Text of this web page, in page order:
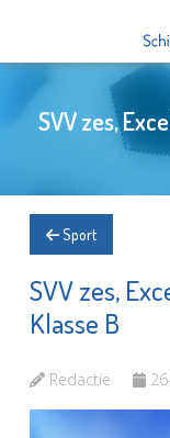
SVV zes,
Sport
SVV zes,
Klasse B
Redactie